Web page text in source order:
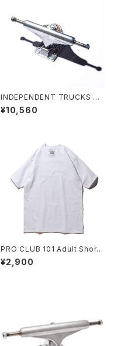
INDEPENDENT TRUCKS ST
AGE11
¥10,560
PRO CLUB 101 Adult Short
Sleeve Heavy Weight Tee
プロクラブ ヘビーウェイト
¥2,900